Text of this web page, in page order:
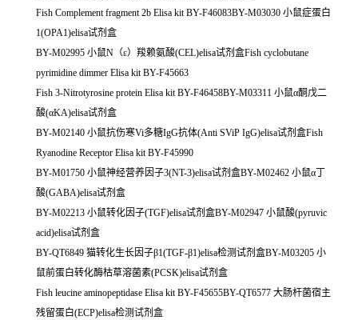
Fish Complement fragment 2b Elisa kit BY-F46083BY-M03030 小鼠症蛋白
1(OPA1)elisa试剂盒
BY-M02995 小鼠N（ε）羧赖氨酸(CEL)elisa试剂盒Fish cyclobutane
pyrimidine dimmer Elisa kit BY-F45663
Fish 3-Nitrotyrosine protein Elisa kit BY-F46458BY-M03311 小鼠α酮戊二
酸(αKA)elisa试剂盒
BY-M02140 小鼠抗伤寒Vi多糖IgG抗体(Anti SViP IgG)elisa试剂盒Fish
Ryanodine Receptor Elisa kit BY-F45990
BY-M01750 小鼠神经营养因子3(NT-3)elisa试剂盒BY-M02462 小鼠α丁
酸(GABA)elisa试剂盒
BY-M02213 小鼠转化因子(TGF)elisa试剂盒BY-M02947 小鼠酸(pyruvic
acid)elisa试剂盒
BY-QT6849 猫转化生长因子β1(TGF-β1)elisa检测试剂盒BY-M03205 小
鼠前蛋白转化酶枯草溶菌素(PCSK)elisa试剂盒
Fish leucine aminopeptidase Elisa kit BY-F45655BY-QT6577 大肠杆菌宿主
残留蛋白(ECP)elisa检测试剂盒